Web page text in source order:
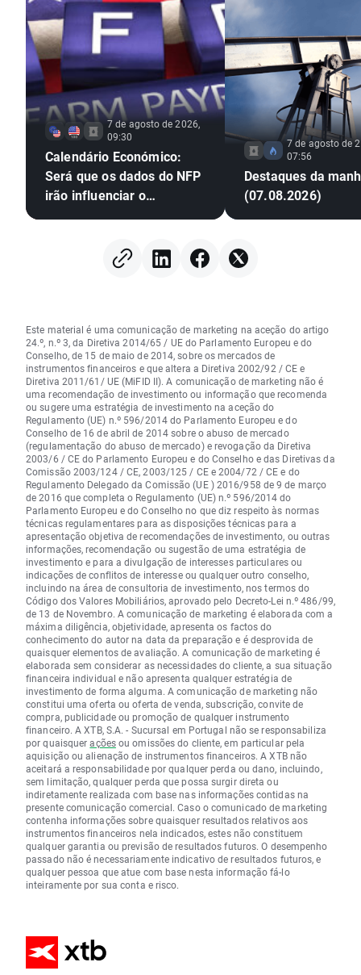
7 de agosto de 2026,
09:30
Calendário Económico:
Será que os dados do NFP
irão influenciar o
7 de agosto de
07:56
Destaques da
(07.08.2026)
Este material é uma comunicação de marketing na aceção do artigo
24.º, n.º 3, da Diretiva 2014/65 / UE do Parlamento Europeu e do
Conselho, de 15 de maio de 2014, sobre os mercados de
instrumentos financeiros e que altera a Diretiva 2002/92 / CE e
Diretiva 2011/61/ UE (MiFID II). A comunicação de marketing não é
uma recomendação de investimento ou informação que recomenda
ou sugere uma estratégia de investimento na aceção do
Regulamento (UE) n.º 596/2014 do Parlamento Europeu e do
Conselho de 16 de abril de 2014 sobre o abuso de mercado
(regulamentação do abuso de mercado) e revogação da Diretiva
2003/6 / CE do Parlamento Europeu e do Conselho e das Diretivas da
Comissão 2003/124 / CE, 2003/125 / CE e 2004/72 / CE e do
Regulamento Delegado da Comissão (UE ) 2016/958 de 9 de março
de 2016 que completa o Regulamento (UE) n.º 596/2014 do
Parlamento Europeu e do Conselho no que diz respeito às normas
técnicas regulamentares para as disposições técnicas para a
apresentação objetiva de recomendações de investimento, ou outras
informações, recomendação ou sugestão de uma estratégia de
investimento e para a divulgação de interesses particulares ou
indicações de conflitos de interesse ou qualquer outro conselho,
incluindo na área de consultoria de investimento, nos termos do
Código dos Valores Mobiliários, aprovado pelo Decreto-Lei n.º 486/99,
de 13 de Novembro. A comunicação de marketing é elaborada com a
máxima diligência, objetividade, apresenta os factos do
conhecimento do autor na data da preparação e é desprovida de
quaisquer elementos de avaliação. A comunicação de marketing é
elaborada sem considerar as necessidades do cliente, a sua situação
financeira individual e não apresenta qualquer estratégia de
investimento de forma alguma. A comunicação de marketing não
constitui uma oferta ou oferta de venda, subscrição, convite de
compra, publicidade ou promoção de qualquer instrumento
financeiro. A XTB, S.A. - Sucursal em Portugal não se responsabiliza
por quaisqueraçõesou omissões do cliente, em particular pela
aquisição ou alienação de instrumentos financeiros. A XTB não
aceitará a responsabilidade por qualquer perda ou dano, incluindo,
sem limitação, qualquer perda que possa surgir direta ou
indiretamente realizada com base nas informações contidas na
presente comunicação comercial. Caso o comunicado de marketing
contenha informações sobre quaisquer resultados relativos aos
instrumentos financeiros nela indicados, estes não constituem
qualquer garantia ou previsão de resultados futuros. O desempenho
passado não é necessariamente indicativo de resultados futuros, e
qualquer pessoa que atue com base nesta informação fá-lo
inteiramente por sua conta e risco.